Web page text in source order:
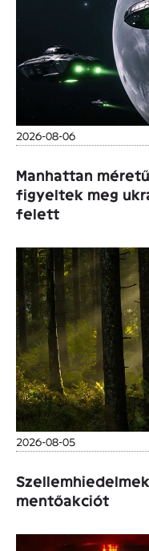
2026-08-06
Manhattan
figyeltek meg
felett
2026-08-05
mentőakciót